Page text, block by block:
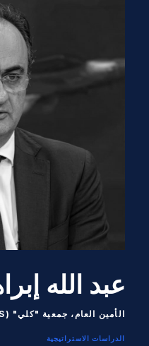
عبد الله
الأمين العام، جمعية "كلي" (CLÉS) ومنتدى بعبدا
الدراسات الاستراتيجية